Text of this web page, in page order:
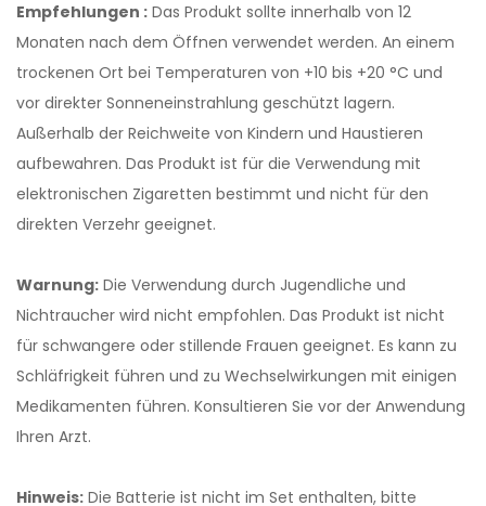
Empfehlungen : Das Produkt sollte innerhalb von 12
Monaten nach dem Öffnen verwendet werden. An einem
trockenen Ort bei Temperaturen von +10 bis +20 °C und
vor direkter Sonneneinstrahlung geschützt lagern.
Außerhalb der Reichweite von Kindern und Haustieren
aufbewahren. Das Produkt ist für die Verwendung mit
elektronischen Zigaretten bestimmt und nicht für den
direkten Verzehr geeignet.
Warnung: Die Verwendung durch Jugendliche und
Nichtraucher wird nicht empfohlen. Das Produkt ist nicht
für schwangere oder stillende Frauen geeignet. Es kann zu
Schläfrigkeit führen und zu Wechselwirkungen mit einigen
Medikamenten führen. Konsultieren Sie vor der Anwendung
Ihren Arzt.
Hinweis: Die Batterie ist nicht im Set enthalten, bitte